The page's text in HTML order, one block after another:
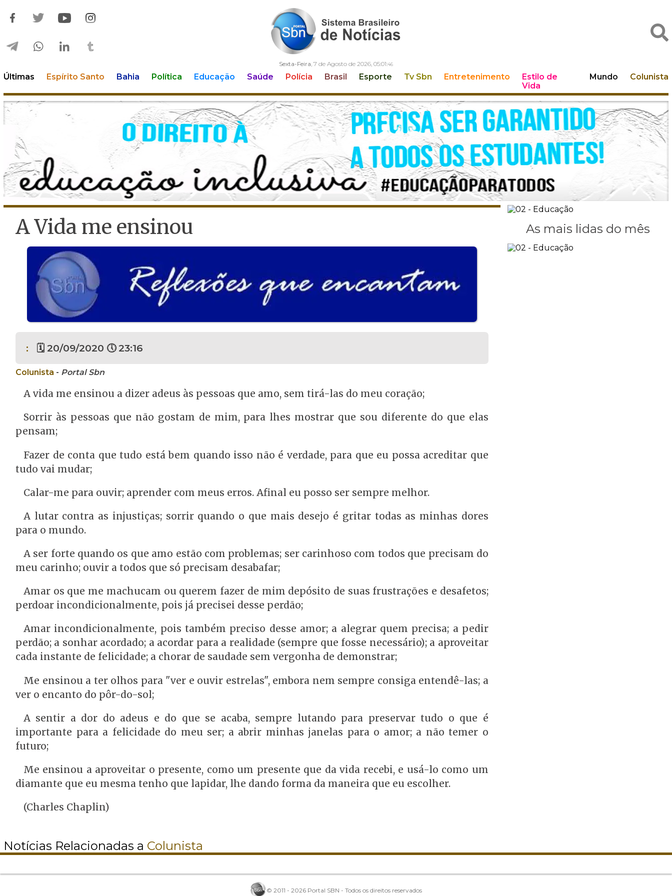
Sexta-Feira, 7 de Agosto de 2026, 05:01:46
Últimas Espírito Santo Bahia Política Educação Saúde Polícia Brasil Esporte Tv Sbn Entretenimento
Estilo de
Vida
Mundo Colunista
A Vida me ensinou
: 🗓 20/09/2020 🕔 23:16
Colunista - Portal Sbn
A vida me ensinou a dizer adeus às pessoas que amo, sem tirá-las do meu coração;
Sorrir às pessoas que não gostam de mim, para lhes mostrar que sou diferente do que elas
pensam;
Fazer de conta que tudo está bem quando isso não é verdade, para que eu possa acreditar que
tudo vai mudar;
Calar-me para ouvir; aprender com meus erros. Afinal eu posso ser sempre melhor.
A lutar contra as injustiças; sorrir quando o que mais desejo é gritar todas as minhas dores
para o mundo.
A ser forte quando os que amo estão com problemas; ser carinhoso com todos que precisam do
meu carinho; ouvir a todos que só precisam desabafar;
Amar os que me machucam ou querem fazer de mim depósito de suas frustrações e desafetos;
perdoar incondicionalmente, pois já precisei desse perdão;
Amar incondicionalmente, pois também preciso desse amor; a alegrar quem precisa; a pedir
perdão; a sonhar acordado; a acordar para a realidade (sempre que fosse necessário); a aproveitar
cada instante de felicidade; a chorar de saudade sem vergonha de demonstrar;
Me ensinou a ter olhos para "ver e ouvir estrelas", embora nem sempre consiga entendê-las; a
ver o encanto do pôr-do-sol;
A sentir a dor do adeus e do que se acaba, sempre lutando para preservar tudo o que é
importante para a felicidade do meu ser; a abrir minhas janelas para o amor; a não temer o
futuro;
Me ensinou a aproveitar o presente, como um presente que da vida recebi, e usá-lo como um
diamante que eu mesma tenho que lapidar, lhe dando forma da maneira que eu escolher.
(Charles Chaplin)
As mais lidas do mês
Notícias Relacionadas a Colunista
© 2011 - 2026 Portal SBN - Todos os direitos reservados